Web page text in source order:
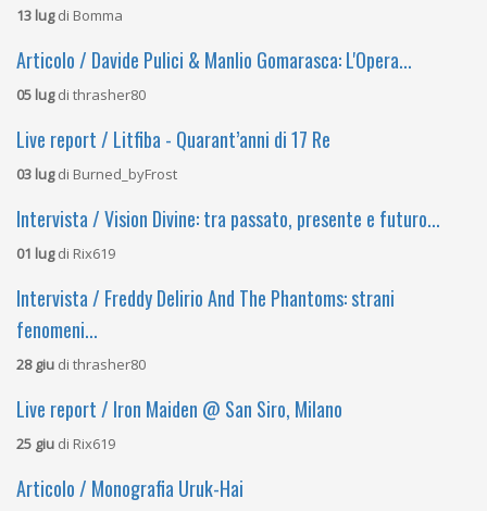
13 lugdi Bomma
Articolo / Davide Pulici & Manlio Gomarasca: L'Opera...
05 lugdi thrasher80
Live report / Litfiba - Quarant’anni di 17 Re
03 lugdi Burned_byFrost
Intervista / Vision Divine: tra passato, presente e futuro...
01 lugdi Rix619
Intervista / Freddy Delirio And The Phantoms: strani
fenomeni...
28 giu di thrasher80
Live report / Iron Maiden @ San Siro, Milano
25 giu di Rix619
Articolo / Monografia Uruk-Hai